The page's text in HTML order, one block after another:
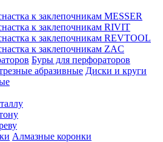
к заклепочникам MESSER
к заклепочникам RIVIT
к заклепочникам REVTOOL
к заклепочникам ZAC
Буры для перфораторов
Диски и круги
Алмазные коронки